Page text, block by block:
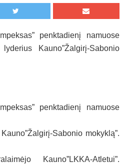
penktadienį namuose
Kauno”Žalgirį-Sabonio
penktadienį namuose
Sabonio mokyklą”.
Kauno”LKKA-Atletui”.